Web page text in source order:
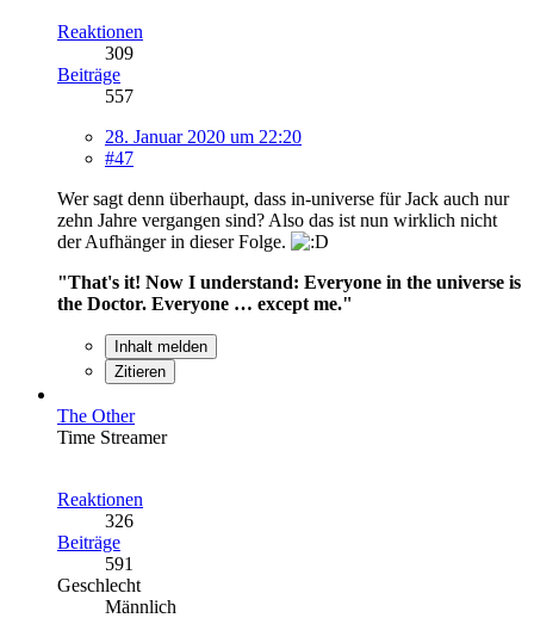
Reaktionen
309
Beiträge
557
28. Januar 2020 um 22:20
#47
Wer sagt denn überhaupt, dass in-universe für Jack auch nur
zehn Jahre vergangen sind? Also das ist nun wirklich nicht
der Aufhänger in dieser Folge.
"That's it! Now I understand: Everyone in the universe is
the Doctor. Everyone … except me."
Inhalt melden
Zitieren
The Other
Time Streamer
Reaktionen
326
Beiträge
591
Geschlecht
Männlich